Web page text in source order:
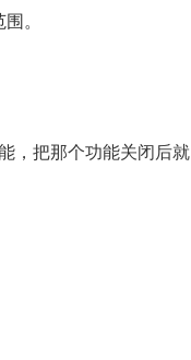
。
，把那个功能关闭后就